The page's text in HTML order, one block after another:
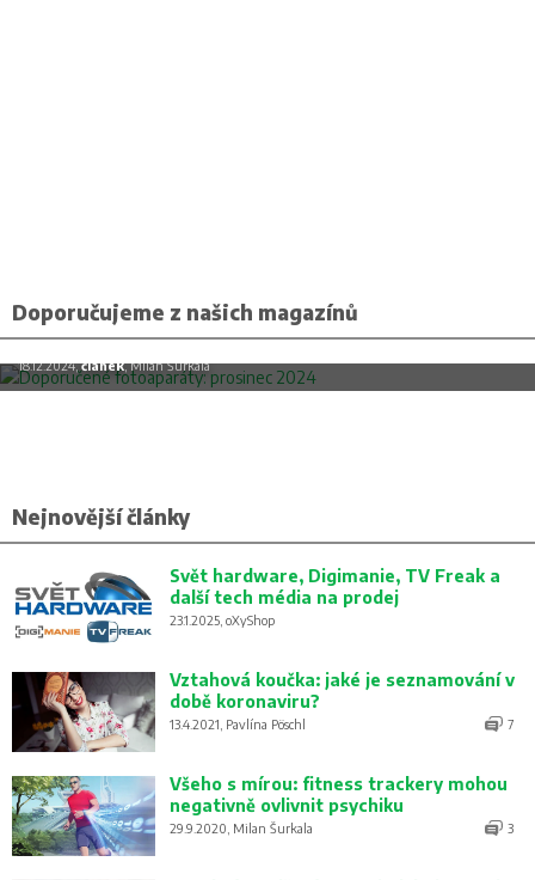
Doporučujeme z našich magazínů
Doporučené fotoaparáty: prosinec 2024
18.12.2024,článek, Milan Šurkala
Nejnovější články
Svět hardware, Digimanie, TV Freak a
další tech média na prodej
23.1.2025, oXyShop
Vztahová koučka: jaké je seznamování v
době koronaviru?
13.4.2021, Pavlína Pöschl 7
Všeho s mírou: fitness trackery mohou
negativně ovlivnit psychiku
29.9.2020, Milan Šurkala 3